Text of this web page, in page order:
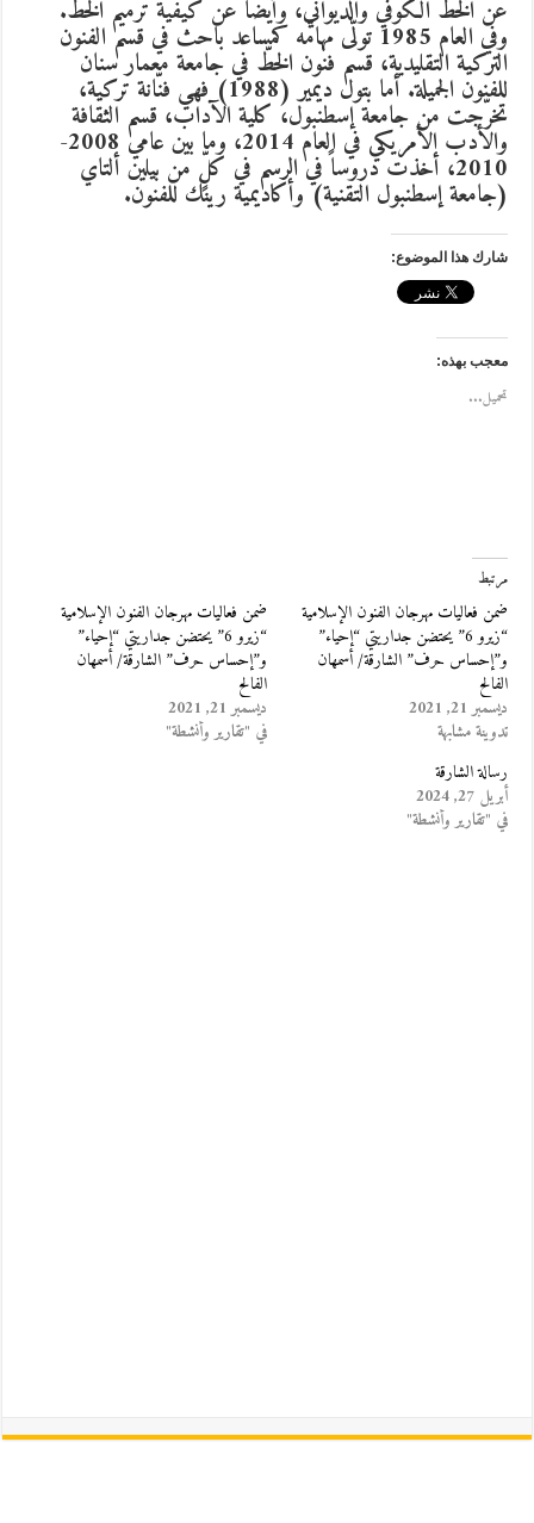
عن الخط الكوفي والديواني، وأيضاً عن كيفيّة ترميم الخطّ.
وفي العام 1985 تولّى مهامّه كمساعد باحث في قسم الفنون
التركية التقليدية، قسم فنون الخطّ في جامعة معمار سنان
للفنون الجميلة. أما بتول ديمير (1988) فهي فنّانة تركية،
تخرّجت من جامعة إسطنبول، كلية الآداب، قسم الثقافة
والأدب الأمريكي في العام 2014، وما بين عامي 2008-
2010، أخذت دروساً في الرسم في كلٍّ من بيلين ألتاي
(جامعة إسطنبول التقنية) وأكاديمية رينك للفنون.
شارك هذا الموضوع:
معجب بهذه:
تحميل...
مرتبط
ضمن فعاليات مهرجان الفنون الإسلامية
“زيرو 6” يحتضن جداريتي “إحياء”
و”إحساس حرف” الشارقة/ أسمهان
الفالح
ديسمبر 21, 2021
تدوينة مشابهة
ضمن فعاليات مهرجان الفنون الإسلامية
“زيرو 6” يحتضن جداريتي “إحياء”
و”إحساس حرف” الشارقة/ أسمهان
الفالح
ديسمبر 21, 2021
في "تقارير وأنشطة"
رسالة الشارقة
أبريل 27, 2024
في "تقارير وأنشطة"